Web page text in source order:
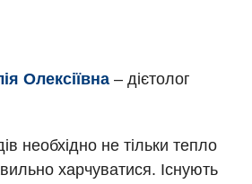
Олексіївна – дієтолог
необхідно не тільки тепло
харчуватися. Існують